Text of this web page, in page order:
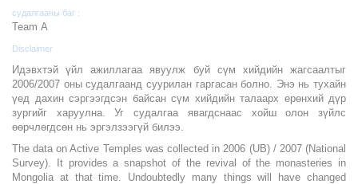
судалгааны баг :
Team А
Disclaimer
Идэвхтэй үйл ажиллагаа явуулж буй сүм хийдийн жагсаалтыг
2006/2007 оны судалгаанд суурилан гаргасан болно. Энэ нь тухайн
үед дахин сэргээгдсэн байсан сүм хийдийн талаарх ерөнхий дүр
зургийг харуулна. Уг судалгаа явагдснаас хойш олон зүйлс
өөрчлөгдсөн нь эргэлзээгүй билээ.
The data on Active Temples was collected in 2006 (UB) / 2007 (National
Survey). It provides a snapshot of the revival of the monasteries in
Mongolia at that time. Undoubtedly many things will have changed